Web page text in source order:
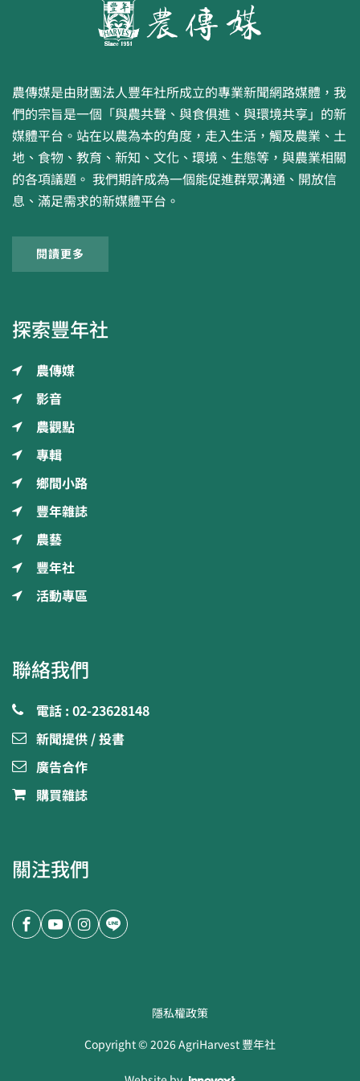
農傳媒是由財團法人豐年社所成立的專業新聞網路媒體，我
們的宗旨是一個「與農共聲、與食俱進、與環境共享」的新
媒體平台。站在以農為本的角度，走入生活，觸及農業、土
地、食物、教育、新知、文化、環境、生態等，與農業相關
的各項議題。 我們期許成為一個能促進群眾溝通、開放信
息、滿足需求的新媒體平台。
閱讀更多
探索豐年社
農傳媒
影音
農觀點
專輯
鄉間小路
豐年雜誌
農藝
豐年社
活動專區
聯絡我們
電話 : 02-23628148
新聞提供 / 投書
廣告合作
購買雜誌
關注我們
隱私權政策
Copyright ©2026AgriHarvest 豐年社